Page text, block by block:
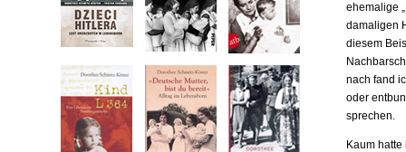
ehemalige
damaligen
diesem
nach fand
oder
sprechen.
Kaum